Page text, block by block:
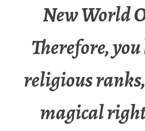
New World
Therefore,
religious
magical